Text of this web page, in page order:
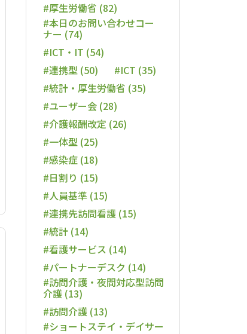
#厚生労働省 (82)
#本日のお問い合わせコー
ナー (74)
#ICT・IT (54)
#連携型 (50)
#ICT (35)
#統計・厚生労働省 (35)
#ユーザー会 (28)
#介護報酬改定 (26)
#一体型 (25)
#感染症 (18)
#日割り (15)
#人員基準 (15)
#連携先訪問看護 (15)
#統計 (14)
#看護サービス (14)
#パートナーデスク (14)
#訪問介護・夜間対応型訪問
介護 (13)
#訪問介護 (13)
#ショートステイ・デイサー